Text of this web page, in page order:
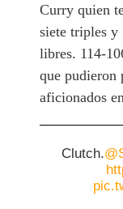
Curry quien
siete triples y
libres. 114-
que pudieron
aficionados
Clutch.